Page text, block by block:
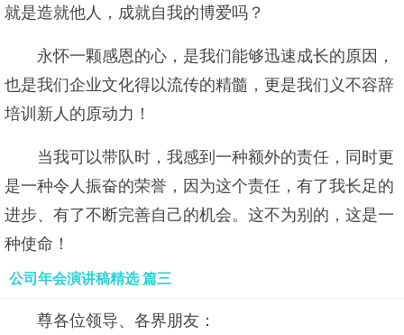
就是造就他人，成就自我的博爱吗？
永怀一颗感恩的心，是我们能够迅速成长的原因，
也是我们企业文化得以流传的精髓，更是我们义不容辞
培训新人的原动力！
当我可以带队时，我感到一种额外的责任，同时更
是一种令人振奋的荣誉，因为这个责任，有了我长足的
进步、有了不断完善自己的机会。这不为别的，这是一
种使命！
公司年会演讲稿精选 篇三
尊各位领导、各界朋友：